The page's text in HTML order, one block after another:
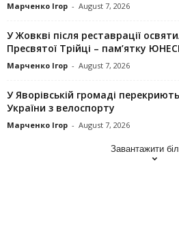
Марченко Ігор - August 7, 2026
У Жовкві після реставрації
Пресвятої Трійці – пам’ятку
Марченко Ігор - August 7, 2026
У Яворівській громаді
України з велоспорту
Марченко Ігор - August 7, 2026
Завантажити